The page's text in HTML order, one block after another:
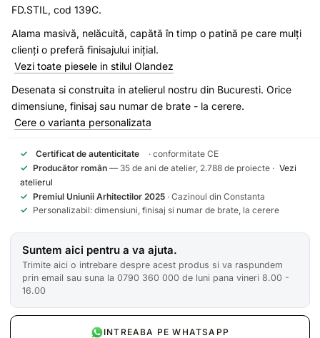
FD.STIL, cod 139C.
Alama masivă, nelăcuită, capătă în timp o patină pe care mulți
clienți o preferă finisajului inițial.
Vezi toate piesele in stilul Olandez
Desenata si construita in atelierul nostru din Bucuresti. Orice
dimensiune, finisaj sau numar de brate - la cerere.
Cere o varianta personalizata
✓ Certificat de autenticitate
· conformitate CE
✓ Producător român — 35 de ani de atelier, 2.788 de proiecte · Vezi
atelierul
✓ Premiul Uniunii Arhitectilor 2025 · Cazinoul din Constanta
✓ Personalizabil: dimensiuni, finisaj si numar de brate, la cerere
Suntem aici pentru a va ajuta.
Trimite aici o intrebare despre acest produs si va raspundem
prin email sau suna la 0790 360 000 de luni pana vineri 8.00 -
16.00
INTREABA PE WHATSAPP